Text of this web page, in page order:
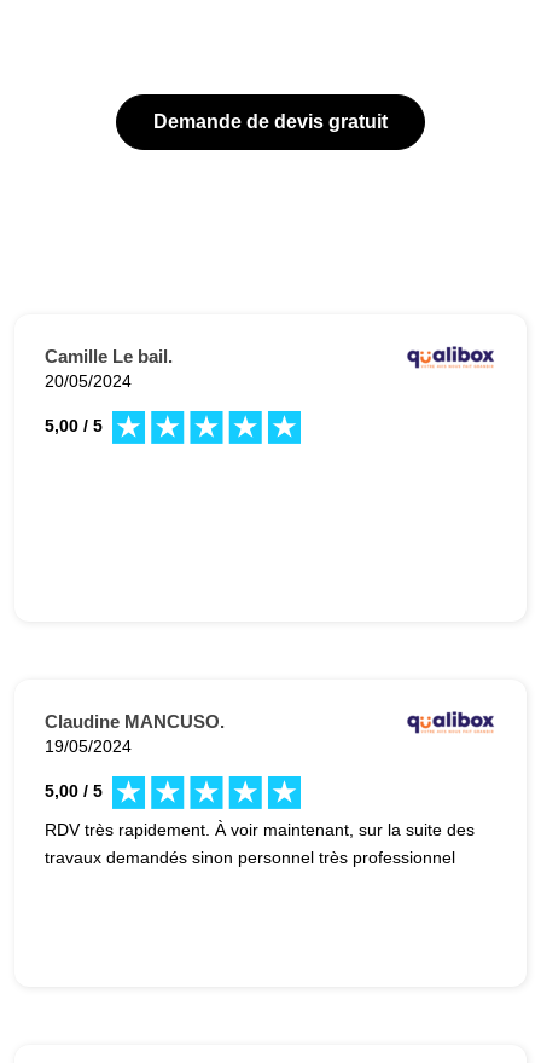
Demande de devis gratuit
Camille Le bail.
20/05/2024
5,00 / 5
Claudine MANCUSO.
19/05/2024
5,00 / 5
RDV très rapidement. À voir maintenant, sur la suite des
travaux demandés sinon personnel très professionnel